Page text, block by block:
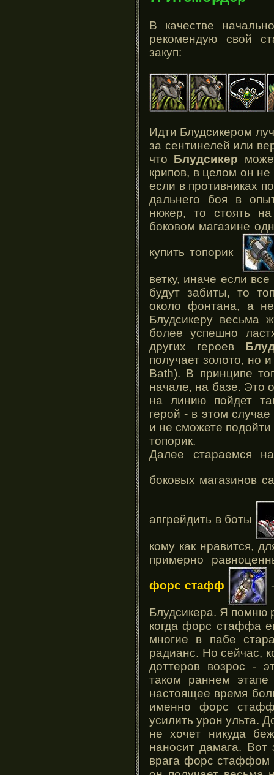
В качестве
рекомендую свой
закуп:
Идти Блудсикером
за сентинелей или
что Блудсикер
крипов, в целом он
если в противниках
дальнего боя в
нюкер, то стоять
боковом магазине
купить топорик
ветку, иначе если
будут забиты, то
около фонтана, а
Блудсикеру весьма
более успешно
других героев
получает золото, но
Bath). В принципе
начале, на базе. Это
на линию пойдет
герой - в этом
и не сможете подойти
топорик.
Далее стараемся
боковых магазинов
апгрейдить в боты
кому как нравится,
примерно
форс стафф
Блудсикера. Я помню
когда форс стаффа
многие в пабе
радианс. Но сейчас,
доттеров возрос -
таком раннем
настоящее время
именно форс
усилить урон ульта.
не хочет никуда
наносит дамага.
врага форс стаффом